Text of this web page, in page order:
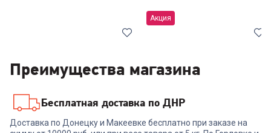
Акция
Кондиционер ELECTROLUX
Преимущества магазина
Бесплатная доставка по ДНР
Доставка по Донецку и Макеевке бесплатно при заказе на